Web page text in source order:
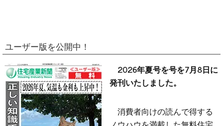
ユーザー版を公開中！
2026年夏号を号を7月8日に
発刊いたしました。
消費者向けの読んで得する